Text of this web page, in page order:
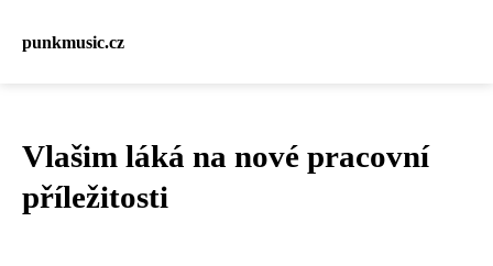
punkmusic.cz
Vlašim láká na nové pracovní
příležitosti